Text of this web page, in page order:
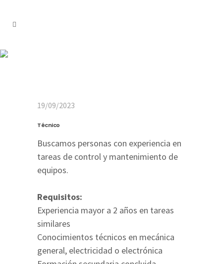
19/09/2023
Técnico
Buscamos personas con experiencia en
tareas de control y mantenimiento de
equipos.
Requisitos:
Experiencia mayor a 2 años en tareas
similares
Conocimientos técnicos en mecánica
general, electricidad o electrónica